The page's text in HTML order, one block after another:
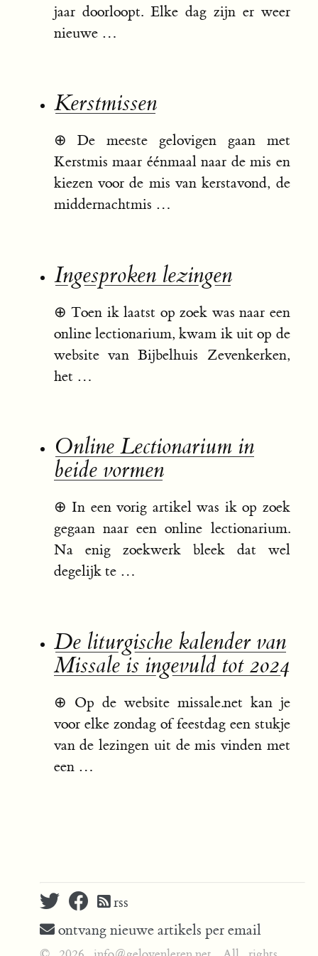
jaar doorloopt. Elke dag zijn er weer
nieuwe …
Kerstmissen
⊕De meeste gelovigen gaan met
Kerstmis maar éénmaal naar de mis en
kiezen voor de mis van kerstavond, de
middernachtmis …
Ingesproken lezingen
⊕Toen ik laatst op zoek was naar een
online lectionarium, kwam ik uit op de
website van Bijbelhuis Zevenkerken,
het …
Online Lectionarium in
beide vormen
⊕ In een vorig artikel was ik op zoek
gegaan naar een online lectionarium.
Na enig zoekwerk bleek dat wel
degelijk te …
De liturgische kalender van
Missale is ingevuld tot 2024
⊕ Op de website missale.net kan je
voor elke zondag of feestdag een stukje
van de lezingen uit de mis vinden met
een …
rss
ontvang nieuwe artikels per email